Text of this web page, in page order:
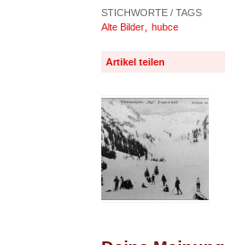
STICHWORTE / TAGS
Alte Bilder, hubce
Artikel teilen